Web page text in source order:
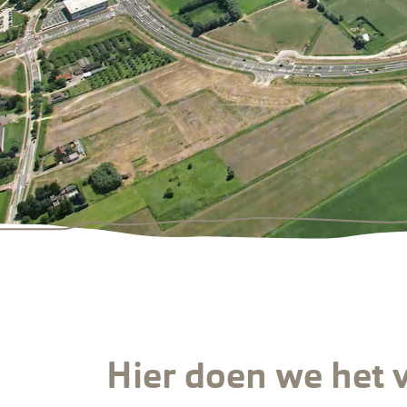
Hier doen we het